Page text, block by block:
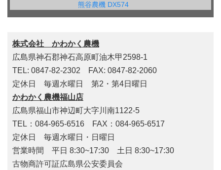
熊谷農機 DX574
株式会社 かわかく農機
広島県神石郡神石高原町油木甲2598-1
TEL: 0847-82-2302 FAX: 0847-82-2060
定休日 毎週水曜日 第2・第4日曜日
かわかく農機福山店
広島県福山市神辺町大字川南1122-5
TEL：084-965-6516 FAX：084-965-6517
定休日 毎週水曜日・日曜日
営業時間 平日 8:30~17:30 土日 8:30~17:30
古物商許可証広島県公安委員会